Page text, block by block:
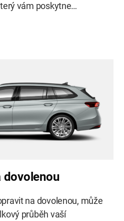
vám poskytne
dovolenou
na dovolenou, může
průběh vaší